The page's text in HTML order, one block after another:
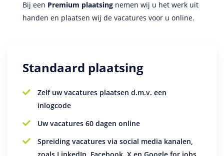
Bij een Premium plaatsing nemen wij u het werk uit
handen en plaatsen wij de vacatures voor u online.
Standaard plaatsing
Zelf uw vacatures plaatsen d.m.v. een
inlogcode
Uw vacatures 60 dagen online
Spreiding vacatures via social media kanalen,